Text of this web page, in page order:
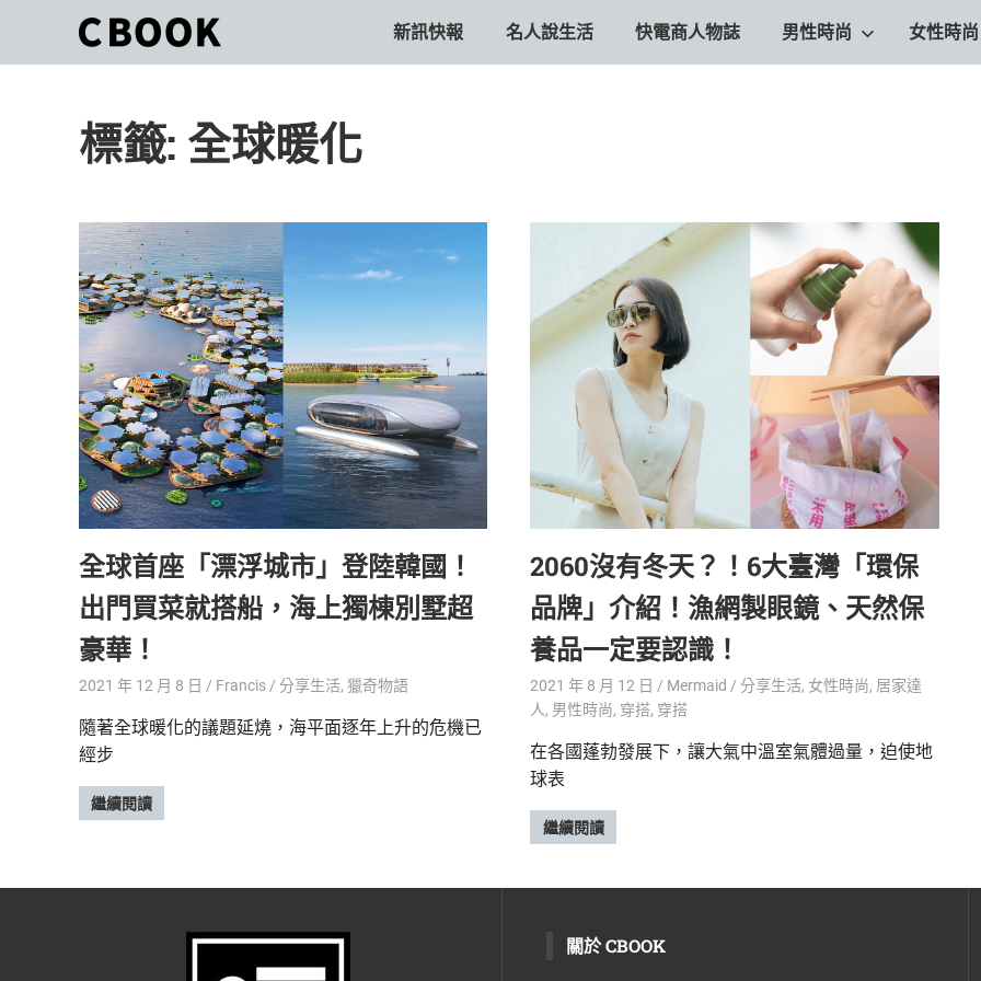
content
你
起
活
出
自
己
的
生
活
態
度
World.」
CBOOK
本
最
貼
近
你/
妳
生
活
的
雜
誌。
最
精
豐
的
時
尚
潮
生
活
遊、
新訊快報 名人說生活 快電商人物誌 男性時尚 女性時尚
標籤: 全球暖化
全球首座「漂浮城市」登陸韓國！
出門買菜就搭船，海上獨棟別墅超
豪華！
2021 年 12 月 8 日 Francis 分享生活, 獵奇物語
隨著全球暖化的議題延燒，海平面逐年上升的危機已
經步
繼續閱讀
2060沒有冬天？！6大臺灣「環保
品牌」介紹！漁網製眼鏡、天然保
養品一定要認識！
2021 年 8 月 12 日 Mermaid 分享生活, 女性時尚, 居家達
人, 男性時尚, 穿搭, 穿搭
在各國蓬勃發展下，讓大氣中溫室氣體過量，迫使地
球表
繼續閱讀
關於 CBOOK